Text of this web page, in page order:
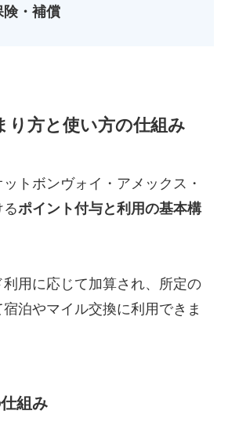
・補償
り方と使い方の仕組み
トボンヴォイ・アメックス・
ポイント付与と利用の基本構
用に応じて加算され、所定の
泊やマイル交換に利用できま
組み